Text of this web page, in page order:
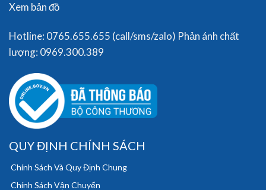
Xem bản đồ
Hotline: 0765.655.655 (call/sms/zalo) Phản ánh chất
lượng: 0969.300.389
QUY ĐỊNH CHÍNH SÁCH
Chính Sách Và Quy Định Chung
Chính Sách Vận Chuyển